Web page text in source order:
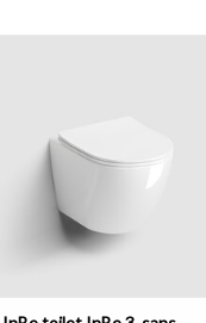
blanc brillant. Set de montage
inclus.
AJOUTER AU PANIER